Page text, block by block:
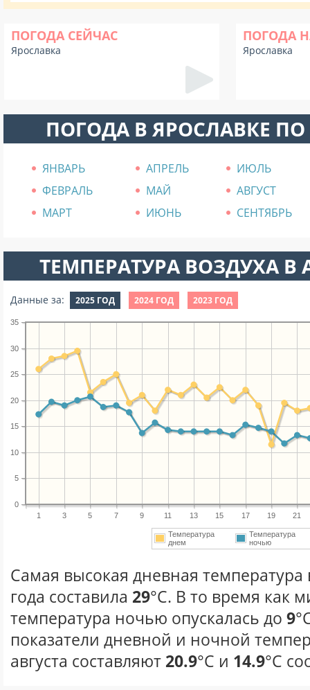
ПОГОДА СЕЙЧАС
Ярославка
ПОГОДА
Ярославка
ПОГОДА В ЯРОСЛАВКЕ
ЯНВАРЬ АПРЕЛЬ
ИЮЛЬ
ФЕВРАЛЬ
МАЙ
АВГУСТ
МАРТ
ИЮНЬ СЕНТЯБРЬ
ТЕМПЕРАТУРА ВОЗДУХА В
Данные за: 2025 ГОД 2024 ГОД 2023 ГОД
1 3 5 7 9 11 13 15 17 19 21
0
5
10
15
20
25
30
35
Температура
днем
Температура
ночью
Самая высокая дневная температура
года составила 29°С. В то время как
температура ночью опускалась до 9
показатели дневной и ночной
августа составляют 20.9°С и 14.9°С